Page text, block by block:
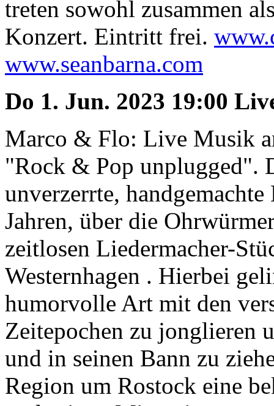
treten sowohl zusammen
Konzert. Eintritt frei.
www.seanbarna.com
Do 1. Jun. 2023 19:00
Marco & Flo: Live Musik
"Rock & Pop unplugged".
unverzerrte,
Jahren, über die
zeitlosen Liedermacher-
Westernhagen . Hierbei
humorvolle Art mit den
Zeitepochen zu jonglieren
und in seinen Bann zu
Region um Rostock eine